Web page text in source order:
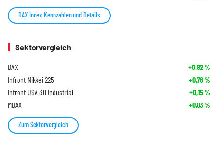
DAX Index Kennzahlen und Details
Sektorvergleich
DAX +0,82%
Infront Nikkei 225 +0,78%
Infront USA 30 Industrial +0,15%
MDAX +0,03%
Zum Sektorvergleich